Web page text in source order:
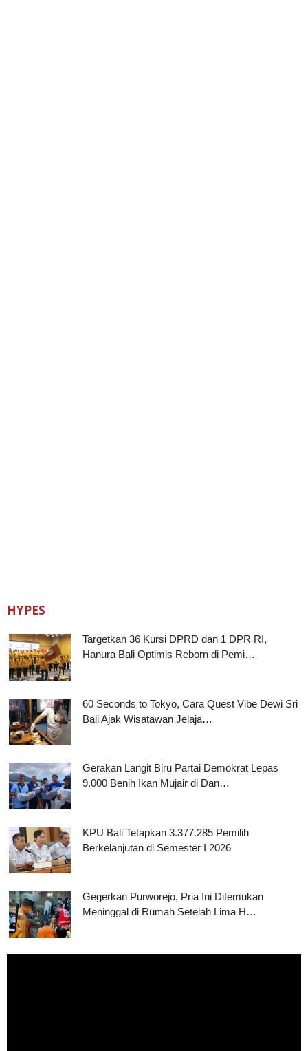
HYPES
Targetkan 36 Kursi DPRD dan 1 DPR RI,
Hanura Bali Optimis Reborn di Pemi…
60 Seconds to Tokyo, Cara Quest Vibe Dewi Sri
Bali Ajak Wisatawan Jelaja…
Gerakan Langit Biru Partai Demokrat Lepas
9.000 Benih Ikan Mujair di Dan…
KPU Bali Tetapkan 3.377.285 Pemilih
Berkelanjutan di Semester I 2026
Gegerkan Purworejo, Pria Ini Ditemukan
Meninggal di Rumah Setelah Lima H…